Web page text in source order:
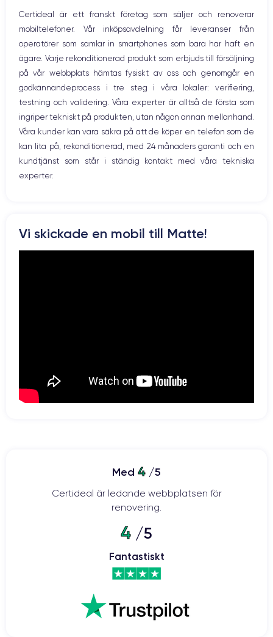
Puce A14 Bionic 6
Nom GPU
GPU 4 cœurs
Fréq. processeur
3.1 GHz
12 Mpx 12 Mpx
Résolution vidéo
4K - 3840 x 2160 px
Recharge rapide
Oui, minimum 20W
Batterie Type de SIM
Pour découvrir en détail les caractéristiques de ce smartphone,
Hem-knappen
Bluetooth
WiFi
Nätverk
Vibration
Prise USB
Certideal är ett franskt företag som säljer och renoverar
mobiltelefoner. Vår inköpsavdelning får leveranser från
operatörer som samlar in smartphones som bara har haft en
ägare. Varje rekonditionerad produkt som erbjuds till försäljning
på vår webbplats hämtas fysiskt av oss och genomgår en
godkännandeprocess i tre steg i våra lokaler: verifiering,
testning och validering. Våra experter är alltså de första som
ingriper tekniskt på produkten, utan någon annan mellanhand.
Våra kunder kan vara säkra på att de köper en telefon som de
kan lita på, rekonditionerad, med 24 månaders garanti och en
kundtjänst som står i ständig kontakt med våra tekniska
experter.
Vi skickade en mobil till Matte!
Med 4 /5
Certideal är ledande webbplatsen för
renovering.
4 /5
Fantastiskt